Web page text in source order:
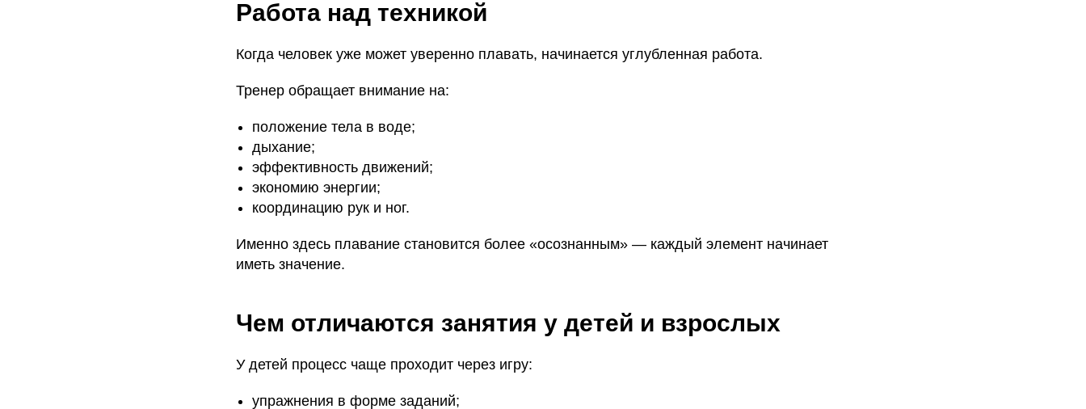
Работа над техникой
Когда человек уже может уверенно плавать, начинается углубленная работа.
Тренер обращает внимание на:
положение тела в воде;
дыхание;
эффективность движений;
экономию энергии;
координацию рук и ног.
Именно здесь плавание становится более «осознанным» — каждый элемент начинает
иметь значение.
Чем отличаются занятия у детей и взрослых
У детей процесс чаще проходит через игру:
упражнения в форме заданий;